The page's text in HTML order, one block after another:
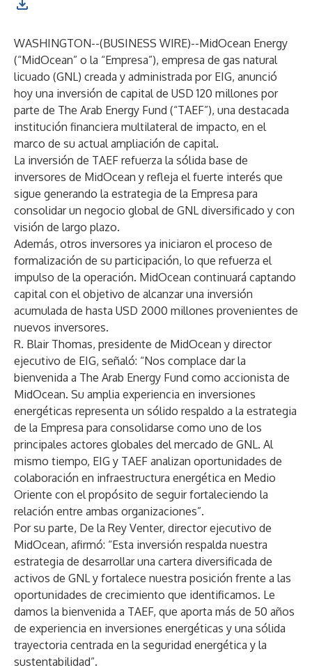
WASHINGTON--(BUSINESS WIRE)--MidOcean Energy
(“MidOcean” o la “Empresa”), empresa de gas natural
licuado (GNL) creada y administrada por EIG, anunció
hoy una inversión de capital de USD 120 millones por
parte de The Arab Energy Fund (“TAEF”), una destacada
institución financiera multilateral de impacto, en el
marco de su actual ampliación de capital.
La inversión de TAEF refuerza la sólida base de
inversores de MidOcean y refleja el fuerte interés que
sigue generando la estrategia de la Empresa para
consolidar un negocio global de GNL diversificado y con
visión de largo plazo.
Además, otros inversores ya iniciaron el proceso de
formalización de su participación, lo que refuerza el
impulso de la operación. MidOcean continuará captando
capital con el objetivo de alcanzar una inversión
acumulada de hasta USD 2000 millones provenientes de
nuevos inversores.
R. Blair Thomas, presidente de MidOcean y director
ejecutivo de EIG, señaló: “Nos complace dar la
bienvenida a The Arab Energy Fund como accionista de
MidOcean. Su amplia experiencia en inversiones
energéticas representa un sólido respaldo a la estrategia
de la Empresa para consolidarse como uno de los
principales actores globales del mercado de GNL. Al
mismo tiempo, EIG y TAEF analizan oportunidades de
colaboración en infraestructura energética en Medio
Oriente con el propósito de seguir fortaleciendo la
relación entre ambas organizaciones”.
Por su parte, De la Rey Venter, director ejecutivo de
MidOcean, afirmó: “Esta inversión respalda nuestra
estrategia de desarrollar una cartera diversificada de
activos de GNL y fortalece nuestra posición frente a las
oportunidades de crecimiento que identificamos. Le
damos la bienvenida a TAEF, que aporta más de 50 años
de experiencia en inversiones energéticas y una sólida
trayectoria centrada en la seguridad energética y la
sustentabilidad”.